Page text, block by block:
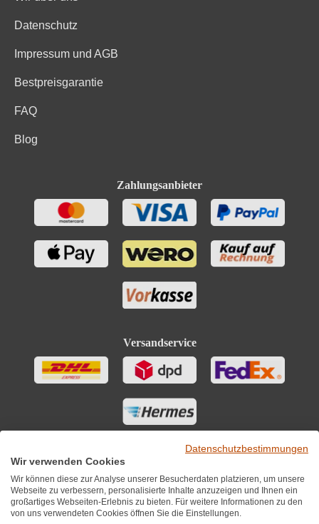
Datenschutz
Impressum und AGB
Bestpreisgarantie
FAQ
Blog
Zahlungsanbieter
Versandservice
Datenschutzbestimmungen
Wir verwenden Cookies
Wir können diese zur Analyse unserer Besucherdaten platzieren, um unsere
Webseite zu verbessern, personalisierte Inhalte anzuzeigen und Ihnen ein
großartiges Webseiten-Erlebnis zu bieten. Für weitere Informationen zu den
von uns verwendeten Cookies öffnen Sie die Einstellungen.